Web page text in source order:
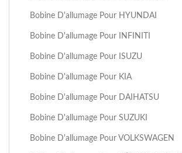
Bobine D'allumage Pour HYUNDAI
Bobine D'allumage Pour INFINITI
Bobine D'allumage Pour ISUZU
Bobine D'allumage Pour KIA
Bobine D'allumage Pour DAIHATSU
Bobine D'allumage Pour SUZUKI
Bobine D'allumage Pour VOLKSWAGEN